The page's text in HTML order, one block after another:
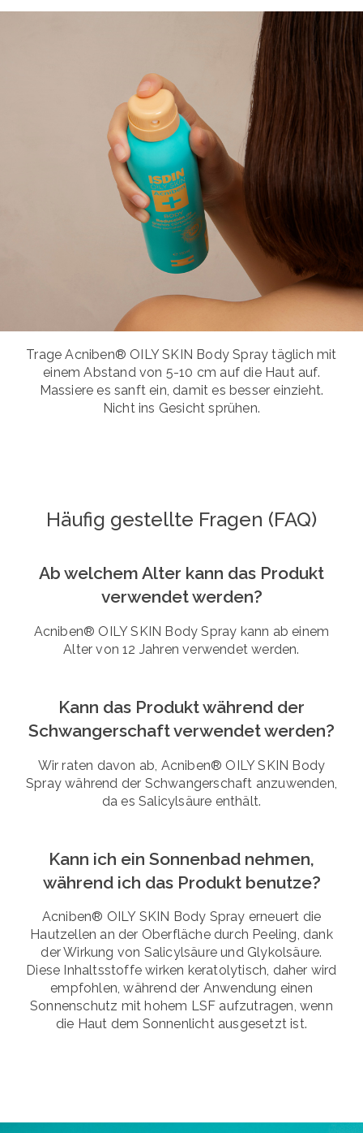
Trage Acniben® OILY SKIN Body Spray täglich mit
einem Abstand von 5-10 cm auf die Haut auf.
Massiere es sanft ein, damit es besser einzieht.
Nicht ins Gesicht sprühen.
Häufig gestellte Fragen (FAQ)
Ab welchem Alter kann das Produkt
verwendet werden?
Acniben® OILY SKIN Body Spray kann ab einem
Alter von 12 Jahren verwendet werden.
Kann das Produkt während der
Schwangerschaft verwendet werden?
Wir raten davon ab, Acniben® OILY SKIN Body
Spray während der Schwangerschaft anzuwenden,
da es Salicylsäure enthält.
Kann ich ein Sonnenbad nehmen,
während ich das Produkt benutze?
Acniben® OILY SKIN Body Spray erneuert die
Hautzellen an der Oberfläche durch Peeling, dank
der Wirkung von Salicylsäure und Glykolsäure.
Diese Inhaltsstoffe wirken keratolytisch, daher wird
empfohlen, während der Anwendung einen
Sonnenschutz mit hohem LSF aufzutragen, wenn
die Haut dem Sonnenlicht ausgesetzt ist.